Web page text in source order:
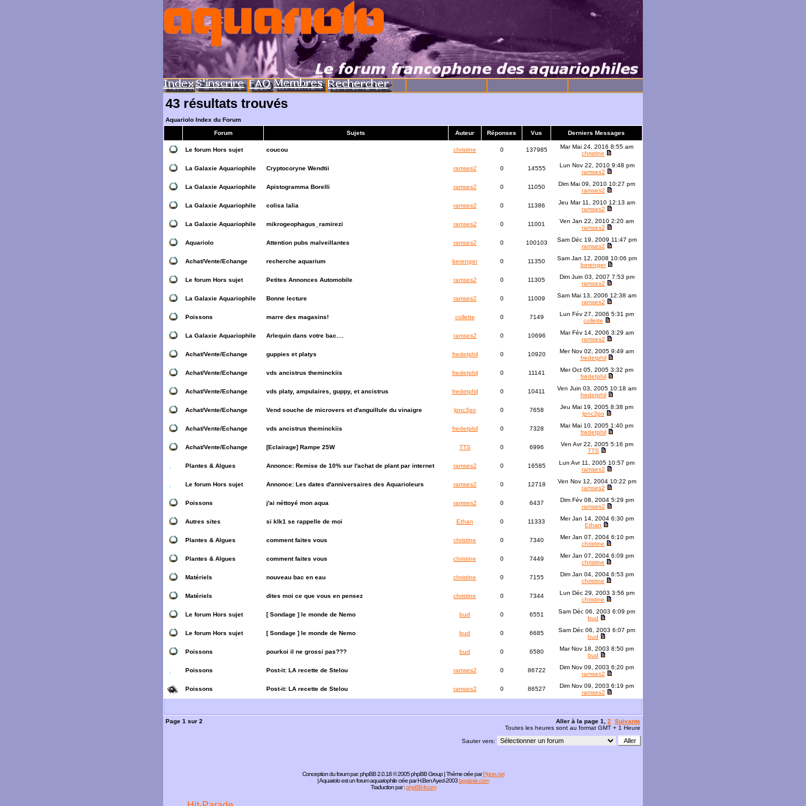
43 résultats trouvés
Aquariolo Index du Forum
Forum
Sujets Auteur Réponses Vus Derniers Messages
Le forum Hors sujet coucou christine 0 137985
Mar Mai 24, 2016 8:55 am
christine
La Galaxie Aquariophile Cryptocoryne Wendtii ramses2 0 14555
Lun Nov 22, 2010 9:48 pm
ramses2
La Galaxie Aquariophile Apistogramma Borelli ramses2 0 11050
Dim Mai 09, 2010 10:27 pm
ramses2
La Galaxie Aquariophile colisa lalia ramses2 0 11386
Jeu Mar 11, 2010 12:13 am
ramses2
La Galaxie Aquariophile mikrogeophagus_ramirezi ramses2 0 11001
Ven Jan 22, 2010 2:20 am
ramses2
Aquariolo Attention pubs malveillantes ramses2 0 100103
Sam Déc 19, 2009 11:47 pm
ramses2
Achat/Vente/Echange recherche aquarium berenger 0 11350
Sam Jan 12, 2008 10:06 pm
berenger
Le forum Hors sujet Petites Annonces Automobile ramses2 0 11305
Dim Juin 03, 2007 7:53 pm
ramses2
La Galaxie Aquariophile Bonne lecture ramses2 0 11009
Sam Mai 13, 2006 12:38 am
ramses2
Poissons marre des magasins! collette 0 7149
Lun Fév 27, 2006 5:31 pm
collette
La Galaxie Aquariophile Arlequin dans votre bac.... ramses2 0 10696
Mar Fév 14, 2006 3:29 am
ramses2
Achat/Vente/Echange guppies et platys fredetphil 0 10920
Mer Nov 02, 2005 9:49 am
fredetphil
Achat/Vente/Echange vds ancistrus theminckiis fredetphil 0 11141
Mer Oct 05, 2005 3:32 pm
fredetphil
Achat/Vente/Echange vds platy, ampulaires, guppy, et ancistrus fredetphil 0 10411
Ven Juin 03, 2005 10:18 am
fredetphil
Achat/Vente/Echange Vend souche de microvers et d'anguillule du vinaigre lpnc3po 0 7658
Jeu Mai 19, 2005 8:38 pm
lpnc3po
Achat/Vente/Echange vds ancistrus theminckiis fredetphil 0 7328
Mar Mai 10, 2005 1:40 pm
fredetphil
Achat/Vente/Echange [Eclairage] Rampe 25W TTS 0 6996
Ven Avr 22, 2005 5:16 pm
TTS
Plantes & Algues Annonce: Remise de 10% sur l'achat de plant par internet ramses2 0 16585
Lun Avr 11, 2005 10:57 pm
ramses2
Le forum Hors sujet Annonce: Les dates d'anniversaires des Aquarioleurs ramses2 0 12718
Ven Nov 12, 2004 10:22 pm
ramses2
Poissons j'ai néttoyé mon aqua ramses2 0 6437
Dim Fév 08, 2004 5:29 pm
ramses2
Autres sites si klk1 se rappelle de moi Ethan 0 11333
Mer Jan 14, 2004 6:30 pm
Ethan
Plantes & Algues comment faites vous christine 0 7340
Mer Jan 07, 2004 6:10 pm
christine
Plantes & Algues comment faites vous christine 0 7449
Mer Jan 07, 2004 6:09 pm
christine
Matériels nouveau bac en eau christine 0 7155
Dim Jan 04, 2004 6:53 pm
christine
Matériels dites moi ce que vous en pensez christine 0 7344
Lun Déc 29, 2003 3:56 pm
christine
Le forum Hors sujet [ Sondage ] le monde de Nemo bud 0 6551
Sam Déc 06, 2003 6:09 pm
bud
Le forum Hors sujet [ Sondage ] le monde de Nemo bud 0 6685
Sam Déc 06, 2003 6:07 pm
bud
Poissons pourkoi il ne grossi pas??? bud 0 6580
Mar Nov 18, 2003 8:50 pm
bud
Poissons Post-it: LA recette de Stelou ramses2 0 86722
Dim Nov 09, 2003 6:20 pm
ramses2
Poissons Post-it: LA recette de Stelou ramses2 0 86527
Dim Nov 09, 2003 6:19 pm
ramses2
Page 1 sur 2 Aller à la page 1 2
Suivante
Toutes les heures sont au format GMT + 1 Heure
Sauter vers:
Conception du forum par:phpBB2.0.18 © 2005 phpBB Group | Thème crée parPigne.net
| Aquariolo est un forum aquariophile crée par H.Ben Ayed-2003lagalaxie.com
Traduction par :phpBB-fr.com